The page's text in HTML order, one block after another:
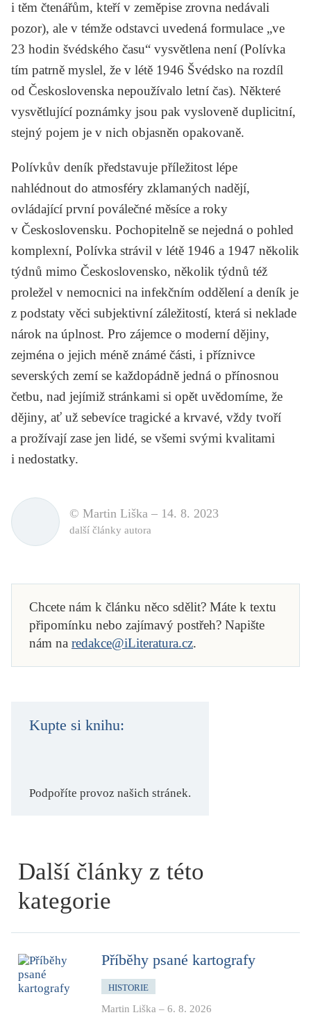
i těm čtenářům, kteří v zeměpise zrovna nedávali
pozor), ale v témže odstavci uvedená formulace „ve
23 hodin švédského času“ vysvětlena není (Polívka
tím patrně myslel, že v létě 1946 Švédsko na rozdíl
od Československa nepoužívalo letní čas). Některé
vysvětlující poznámky jsou pak vysloveně duplicitní,
stejný pojem je v nich objasněn opakovaně.
Polívkův deník představuje příležitost lépe
nahlédnout do atmosféry zklamaných nadějí,
ovládající první poválečné měsíce a roky
v Československu. Pochopitelně se nejedná o pohled
komplexní, Polívka strávil v létě 1946 a 1947 několik
týdnů mimo Československo, několik týdnů též
proležel v nemocnici na infekčním oddělení a deník je
z podstaty věci subjektivní záležitostí, která si neklade
nárok na úplnost. Pro zájemce o moderní dějiny,
zejména o jejich méně známé části, i příznivce
severských zemí se každopádně jedná o přínosnou
četbu, nad jejímiž stránkami si opět uvědomíme, že
dějiny, ať už sebevíce tragické a krvavé, vždy tvoří
a prožívají zase jen lidé, se všemi svými kvalitami
i nedostatky.
© Martin Liška – 14. 8. 2023
další články autora
Chcete nám k článku něco sdělit? Máte k textu
připomínku nebo zajímavý postřeh? Napište
nám na redakce@iLiteratura.cz.
Kupte si knihu:
Podpoříte provoz našich stránek.
Další články z této
kategorie
Příběhy psané kartografy
HISTORIE
Martin Liška – 6. 8. 2026